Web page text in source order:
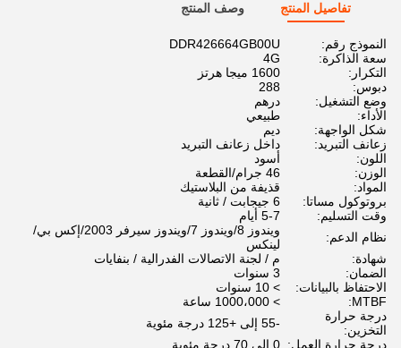
تفاصيل المنتج وصف المنتج
النموذج رقم:
DDR426664GB00U
سعة الذاكرة:
4G
التكرار:
1600 ميجا هرتز
دبوس:
288
وضع التشغيل:
درهم
الأداء:
طبيعي
شكل الواجهة:
ديم
زعانف التبريد:
داخل زعانف التبريد
اللون:
أسود
الوزن:
46 جرام/القطعة
المواد:
قذيفة من البلاستيك
بروتوكول مساتا:
6 جيجابت / ثانية
وقت التسليم:
5-7 أيام
نظام الدعم:
ويندوز 8/ويندوز 7/ويندوز سيرفر 2003/إكس بي/
لينكس
شهادة:
م / لجنة الاتصالات الفدرالية / بنفايات
الضمان:
3 سنوات
الاحتفاظ بالبيانات:
> 10 سنوات
MTBF:
> 1000،000 ساعة
درجة حرارة
التخزين:
-55 إلى +125 درجة مئوية
درجة حرارة العمل: 0 إلى 70 درجة مئوية